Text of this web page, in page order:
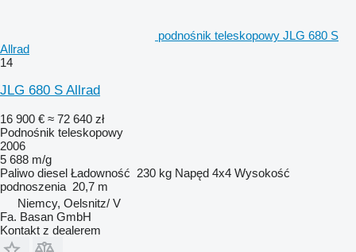
podnośnik teleskopowy JLG 680 S
Allrad
14
JLG 680 S Allrad
16 900 € ≈ 72 640 zł
Podnośnik teleskopowy
2006
5 688 m/g
Paliwo diesel Ładowność 230 kg Napęd 4x4 Wysokość
podnoszenia 20,7 m
Niemcy, Oelsnitz/ V
Fa. Basan GmbH
Kontakt z dealerem